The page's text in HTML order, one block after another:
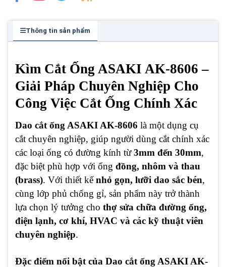
Thông tin sản phẩm
Kìm Cắt Ống ASAKI AK-8606 –
Giải Pháp Chuyên Nghiệp Cho
Công Việc Cắt Ống Chính Xác
Dao cắt ống ASAKI AK-8606 là một dụng cụ
cắt chuyên nghiệp, giúp người dùng cắt chính xác
các loại ống có đường kính từ3mm đến 30mm,
đặc biệt phù hợp với ống đồng, nhôm và thau
(brass). Với thiết kếnhỏ gọn, lưỡi dao sắc bén,
cùng lớp phủ chống gỉ, sản phẩm này trở thành
lựa chọn lý tưởng cho thợ sửa chữa đường ống,
điện lạnh, cơ khí, HVAC và các kỹ thuật viên
chuyên nghiệp.
Đặc điểm nổi bật của Dao cắt ống ASAKI AK-